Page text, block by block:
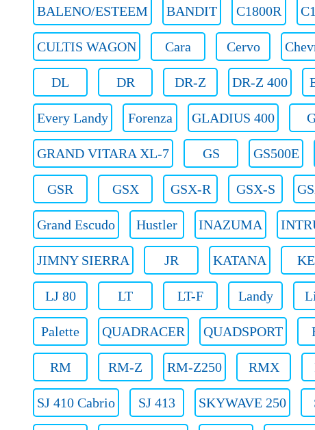
BALENO/ESTEEM BANDIT C1800R
CULTIS WAGON Cara Cervo
DL DR DR-Z DR-Z 400
Every Landy Forenza GLADIUS 400
GRAND VITARA XL-7 GS GS500E
GSR GSX GSX-R GSX-S
Grand Escudo Hustler INAZUMA
JIMNY SIERRA JR KATANA
LJ 80 LT LT-F Landy
Palette QUADRACER QUADSPORT
RM RM-Z RM-Z250 RMX
SJ 410 Cabrio SJ 413 SKYWAVE 250